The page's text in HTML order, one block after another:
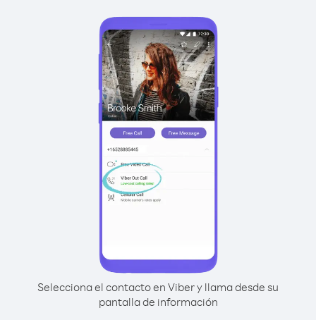
Selecciona el contacto en Viber y llama desde su
pantalla de información